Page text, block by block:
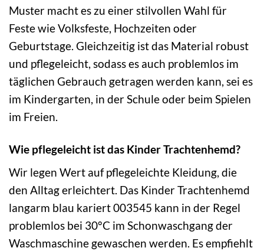
Muster macht es zu einer stilvollen Wahl für
Feste wie Volksfeste, Hochzeiten oder
Geburtstage. Gleichzeitig ist das Material robust
und pflegeleicht, sodass es auch problemlos im
täglichen Gebrauch getragen werden kann, sei es
im Kindergarten, in der Schule oder beim Spielen
im Freien.
Wie pflegeleicht ist das Kinder Trachtenhemd?
Wir legen Wert auf pflegeleichte Kleidung, die
den Alltag erleichtert. Das Kinder Trachtenhemd
langarm blau kariert 003545 kann in der Regel
problemlos bei 30°C im Schonwaschgang der
Waschmaschine gewaschen werden. Es empfiehlt